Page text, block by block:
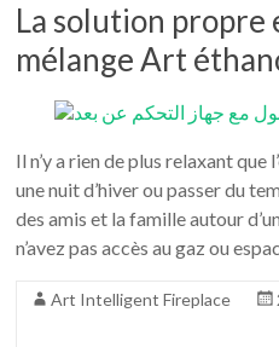
éthanol
cheminée
chef
art
cheminée
de
la
La solution propre
mélange Art
Il n’y a rien de plus relaxant
une nuit d’hiver ou passer du
des amis et la famille autour
n’avez pas accès au gaz ou
Art Intelligent Fireplace